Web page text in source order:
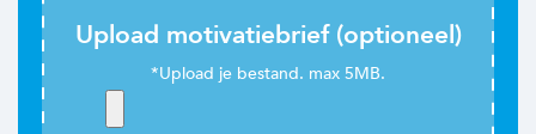
Upload motivatiebrief (optioneel)